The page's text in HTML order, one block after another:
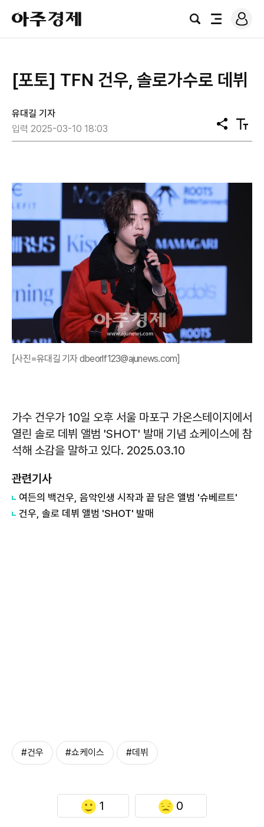
아
주
경
검
전
로
그
[포토] TFN 건우, 솔로가수로 데뷔
유대길 기자
입력 2025-03-10 18:03
공
유
텍
스
[사진=유대길 기자 dbeorlf123@ajunews.com]
가수 건우가 10일 오후 서울 마포구 가온스테이지에서
열린 솔로 데뷔 앨범 'SHOT' 발매 기념 쇼케이스에 참
석해 소감을 말하고 있다. 2025.03.10
관련기사
여든의 백건우, 음악인생 시작과 끝 담은 앨범 '슈베르트'
건우, 솔로 데뷔 앨범 'SHOT' 발매
#건우 #쇼케이스 #데뷔
1 0